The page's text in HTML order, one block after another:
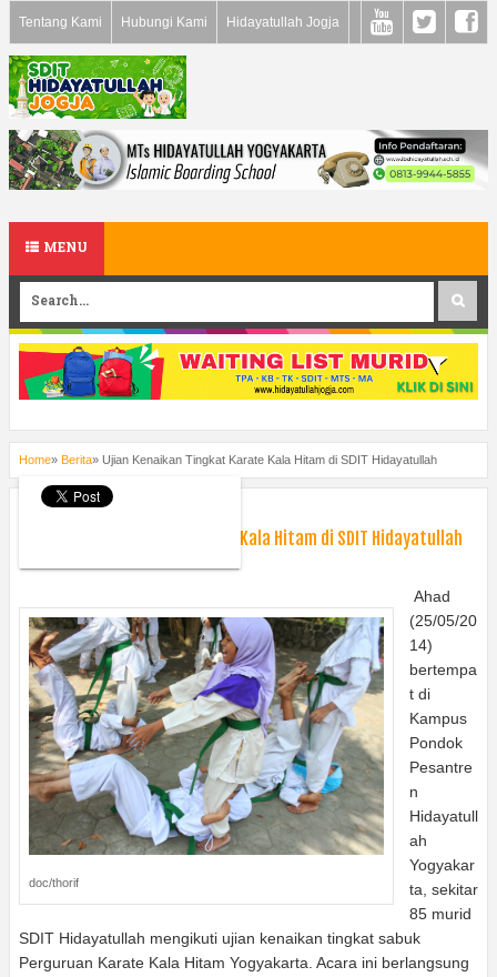
Tentang Kami Hubungi Kami Hidayatullah Jogja
MENU
Home» Berita» Ujian Kenaikan Tingkat Karate Kala Hitam di SDIT Hidayatullah
Sunday, May 25, 2014
Ujian Kenaikan Tingkat Karate Kala Hitam di SDIT Hidayatullah
doc/thorif
Ahad
(25/05/20
14)
bertempa
t di
Kampus
Pondok
Pesantre
n
Hidayatull
ah
Yogyakar
ta, sekitar
85 murid
SDIT Hidayatullah mengikuti ujian kenaikan tingkat sabuk
Perguruan Karate Kala Hitam Yogyakarta. Acara ini berlangsung